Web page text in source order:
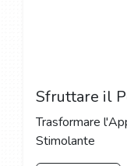
Trasformare
Stimolante